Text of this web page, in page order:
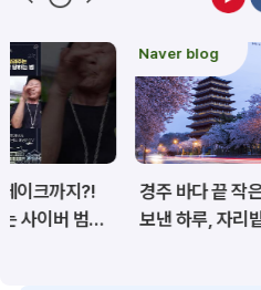
산림
보건·복지/여성/장애인
재난/안전/재해
환경
Naver blog
경주 바다 끝 작은 마을에서
보낸 하루, 자리밭 마을 여름